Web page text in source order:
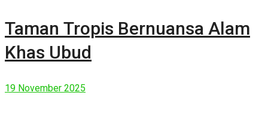
Taman Tropis Bernuansa Alam
Khas Ubud
19 November 2025